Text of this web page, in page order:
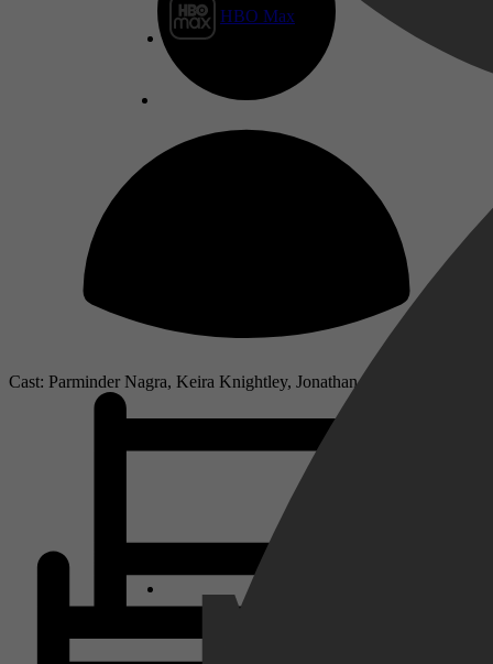
HBO Max
Cast: Parminder Nagra, Keira Knightley, Jonathan Rhys Meyers